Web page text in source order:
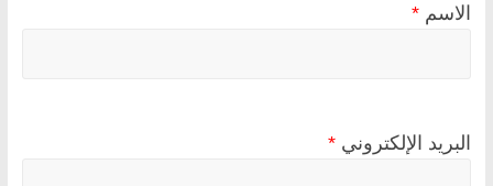
الاسم *
البريد الإلكتروني *